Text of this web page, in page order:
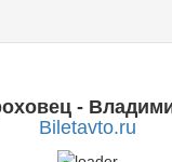
-
Biletavto.ru